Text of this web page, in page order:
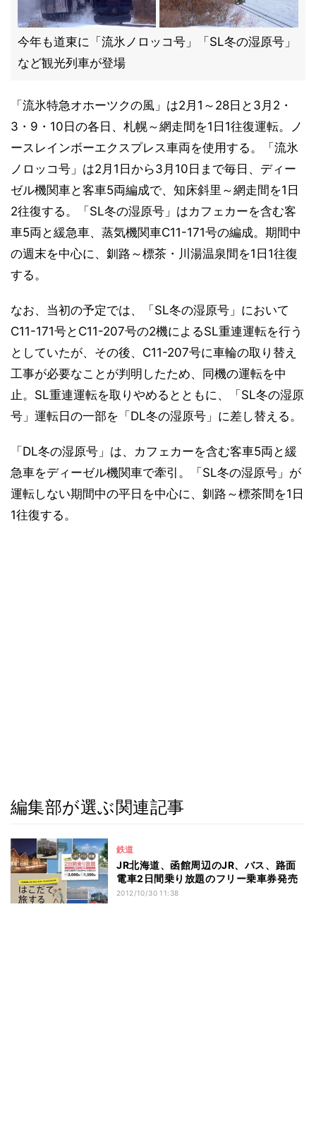
今年も道東に「流氷ノロッコ号」「SL冬の湿原号」
など観光列車が登場
「流氷特急オホーツクの風」は2月1～28日と3月2・
3・9・10日の各日、札幌～網走間を1日1往復運転。ノ
ースレインボーエクスプレス車両を使用する。「流氷
ノロッコ号」は2月1日から3月10日まで毎日、ディー
ゼル機関車と客車5両編成で、知床斜里～網走間を1日
2往復する。「SL冬の湿原号」はカフェカーを含む客
車5両と緩急車、蒸気機関車C11-171号の編成。期間中
の週末を中心に、釧路～標茶・川湯温泉間を1日1往復
する。
なお、当初の予定では、「SL冬の湿原号」において
C11-171号とC11-207号の2機によるSL重連運転を行う
としていたが、その後、C11-207号に車輪の取り替え
工事が必要なことが判明したため、同機の運転を中
止。SL重連運転を取りやめるとともに、「SL冬の湿原
号」運転日の一部を「DL冬の湿原号」に差し替える。
「DL冬の湿原号」は、カフェカーを含む客車5両と緩
急車をディーゼル機関車で牽引。「SL冬の湿原号」が
運転しない期間中の平日を中心に、釧路～標茶間を1日
1往復する。
編集部が選ぶ関連記事
鉄道
JR北海道、函館周辺のJR、バス、路面
電車2日間乗り放題のフリー乗車券発売
2012/10/30 11:38